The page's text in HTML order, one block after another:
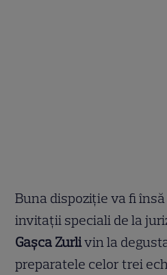
Buna dispoziție va fi
invitații speciali de la
Gașca Zurlivin la
preparatele celor trei